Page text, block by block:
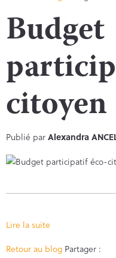
Budget
citoyen
Publié parAlexandra
Lire la suite
Retour au blog Partager :